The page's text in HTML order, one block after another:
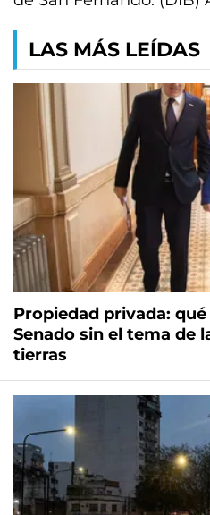
LAS MÁS LEÍDAS
Propiedad privada:
Senado sin el tema de
tierras